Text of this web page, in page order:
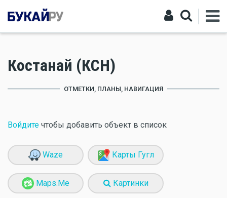
Костанай (КСН)
ОТМЕТКИ, ПЛАНЫ, НАВИГАЦИЯ
Войдите чтобы добавить объект в список
Waze Карты Гугл
Maps.Me Картинки